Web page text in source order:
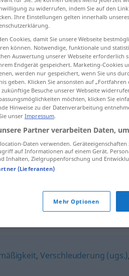
Gepränge
, Verschleuderung (ugs.),
zu widerrufen, indem Sie auf den
Ihre Einstellungen gelten innerhalb
Cookies, damit Sie unsere Webseite
können. Notwendige, funktionale und
Auswertung unserer Webseite erforderlich
Endgerät gespeichert. Marketing-Cookies
werden nur gespeichert, wenn Sie uns
geben. Klicken Sie ansonsten auf
Besuche unserer Webseite
möchten, klicken Sie
Hinweise zu der Datenverarbeitung
unser Impressum.
Partner verarbeiten Daten,
Daten verwenden.
auf Informationen auf einem Gerät.
Inhalten, Zielgruppenforschung und
(Lieferanten)
Mehr Optionen